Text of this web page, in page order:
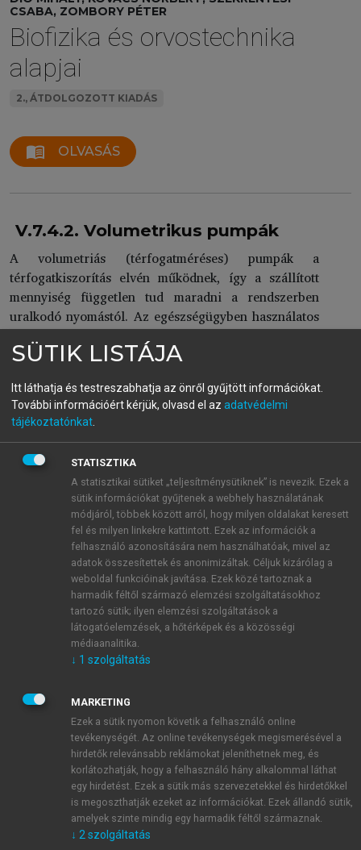
CSABA, ZOMBORY PÉTER
Biofizika és orvostechnika
alapjai
2., ÁTDOLGOZOTT KIADÁS
menu_book OLVASÁS
V.7.4.2. Volumetrikus pumpák
A volumetriás (térfogatméréses) pumpák a
térfogatkiszorítás elvén működnek, így a szállított
mennyiség független tud maradni a rendszerben
uralkodó nyomástól. Az egészségügyben használatos
infúziós pumpák kis nyomáson dolgoznak, de a vénás
nyomás – ami ellen dolgozniuk kell – páciensenként
folyamatosan képesek generálni a beállított
térfogatáramot, amit nem befolyásol sem a páciens
oldali ellenálló nyomás, sem az infúziós oldat felőli
nyomás. Az egészségügyben gyakran előfordul, hogy
a fecskendős pumpákat nem a volumetriás
készülékek között említik, pedig elvét tekintve ide
V.7.4.2.A. Dugattyús pumpák
A dugattyú periodikus oda-visszamozgástvégez,
amely egy kis térbe folyadékot fogad be, majd tol ki.
A bemeneti és kimeneti oldalakon szelepek hangolják
össze a folyamatot. A folyadék befogadásakor a
bemeneti szelep nyit, miközben a kimeneti zárva van.
dugattyú helyett gyakran alkalmaznak rugalmas falú,
összenyomható üreget.
A pumpaszerkezet az egyszer használatos
szerelék része szokott lenni, melyet az
infúzióadagoló készülékbe lehet illeszteni. A kis
pumpaszerkezet pumpaterét és a szelepeket a
készülék pici rúdjai kis mozgásokkal vezérlik. Az
adagolás megbízható és széles határok között
SÜTIK LISTÁJA
Itt láthatja és testreszabhatja az önről gyűjtött információkat.
További információért kérjük, olvasd el az adatvédelmi
tájékoztatónkat
STATISZTIKA
A statisztikai sütiket „teljesítménysütiknek” is nevezik. Ezek a
sütik információkat gyűjtenek a webhely használatának
módjáról, többek között arról, hogy milyen oldalakat keresett
fel és milyen linkekre kattintott. Ezek az információk a
felhasználó azonosítására nem használhatóak, mivel az
adatok összesítettek és anonimizáltak. Céljuk kizárólag a
weboldal funkcióinak javítása. Ezek közé tartoznak a
harmadik féltől származó elemzési szolgáltatásokhoz
tartozó sütik; ilyen elemzési szolgáltatások a
látogatóelemzések, a hőtérképek és a közösségi
médiaanalitika.
↓ 1 szolgáltatás
MARKETING
Ezek a sütik nyomon követik a felhasználó online
tevékenységét. Az online tevékenységek megismerésével a
hirdetők relevánsabb reklámokat jeleníthetnek meg, és
korlátozhatják, hogy a felhasználó hány alkalommal láthat
egy hirdetést. Ezek a sütik más szervezetekkel és hirdetőkkel
is megoszthatják ezeket az információkat. Ezek állandó sütik,
amelyek szinte mindig egy harmadik féltől származnak.
↓ 2 szolgáltatás